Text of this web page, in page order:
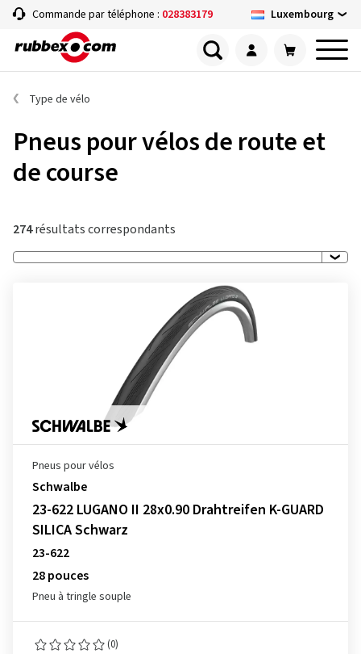
Commande par téléphone : 028383179 Luxembourg
Type de vélo
Pneus pour vélos de route et
de course
274résultats correspondants
Pneus pour vélos
Schwalbe
23-622 LUGANO II 28x0.90 Drahtreifen K-GUARD
SILICA Schwarz
23-622
28 pouces
Pneu à tringle souple
(0)